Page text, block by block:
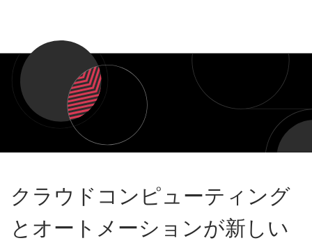
クラウドコンピューティング
とオートメーションが新しい